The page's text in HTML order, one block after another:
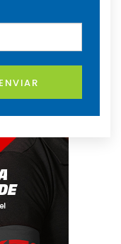
ENVIAR